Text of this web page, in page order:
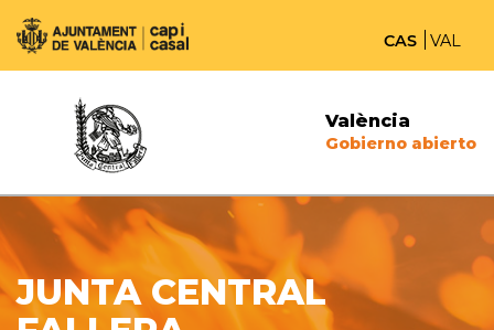
CAS VAL
València
Gobierno abierto
JUNTA CENTRAL